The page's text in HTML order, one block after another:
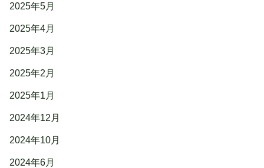
2025年5月
2025年4月
2025年3月
2025年2月
2025年1月
2024年12月
2024年10月
2024年6月